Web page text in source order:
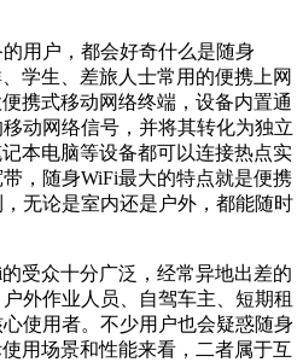
用户，都会好奇什么是随身
学生、差旅人士常用的便携上网
携式移动网络终端，设备内置通
动网络信号，并将其转化为独立
本电脑等设备都可以连接热点实
，随身WiFi最大的特点就是便携
无论是室内还是户外，都能随时
受众十分广泛，经常异地出差的
外作业人员、自驾车主、短期租
使用者。不少用户也会疑惑随身
用场景和性能来看，二者属于互